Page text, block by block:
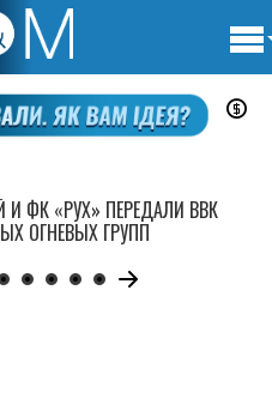
И ФК «РУХ» ПЕРЕДАЛИ ВВК
ОГНЕВЫХ ГРУПП